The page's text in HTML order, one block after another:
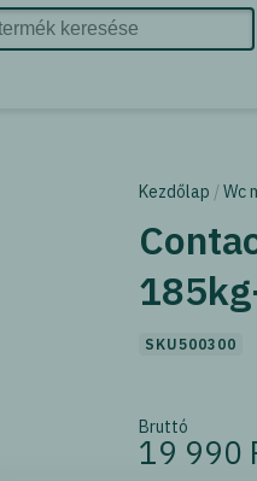
Kezdőlap /Wc
SKU500300
Bruttó
19 990